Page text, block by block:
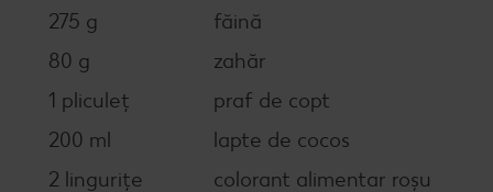
275 g
făină
80 g
zahăr
1 pliculeț
praf de copt
200 ml
lapte de cocos
2 lingurițe
colorant alimentar roșu